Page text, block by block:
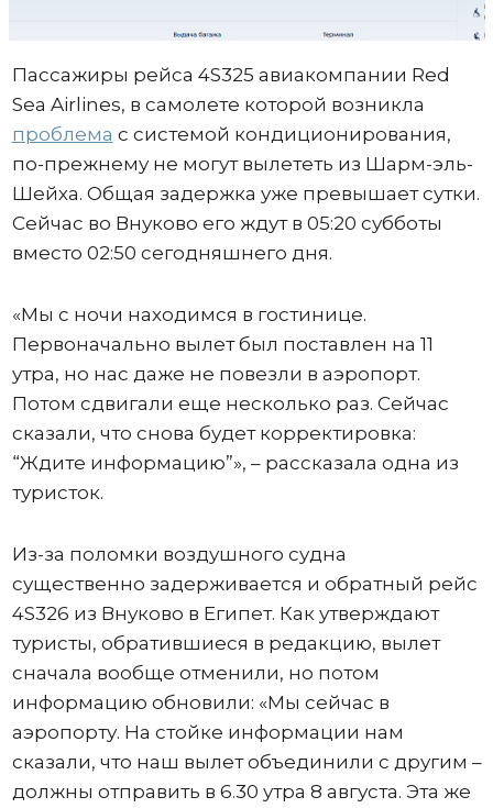
Пассажиры рейса 4S325 авиакомпании Red
Sea Airlines, в самолете которой возникла
проблема с системой кондиционирования,
по-прежнему не могут вылететь из Шарм-эль-
Шейха. Общая задержка уже превышает сутки.
Сейчас во Внуково его ждут в 05:20 субботы
вместо 02:50 сегодняшнего дня.
«Мы с ночи находимся в гостинице.
Первоначально вылет был поставлен на 11
утра, но нас даже не повезли в аэропорт.
Потом сдвигали еще несколько раз. Сейчас
сказали, что снова будет корректировка:
“Ждите информацию”», – рассказала одна из
туристок.
Из-за поломки воздушного судна
существенно задерживается и обратный рейс
4S326 из Внуково в Египет. Как утверждают
туристы, обратившиеся в редакцию, вылет
сначала вообще отменили, но потом
информацию обновили: «Мы сейчас в
аэропорту. На стойке информации нам
сказали, что наш вылет объединили с другим –
должны отправить в 6.30 утра 8 августа. Эта же